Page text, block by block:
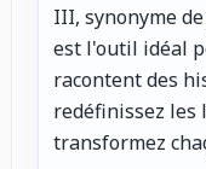
III, synonyme
est l'outil idéal
racontent des
redéfinissez les
transformez